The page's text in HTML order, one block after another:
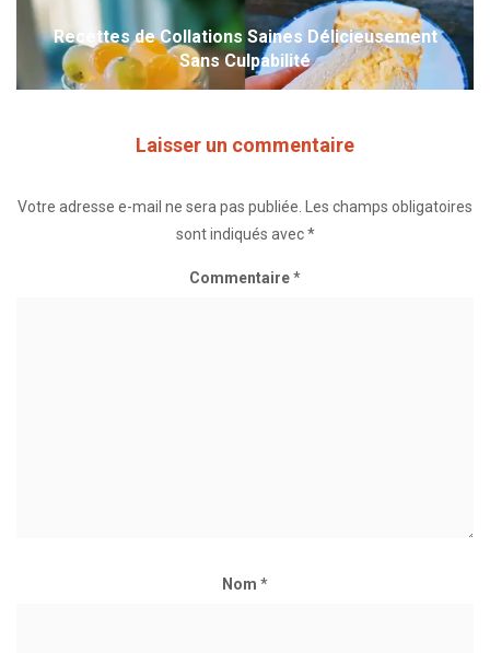
Recettes de Collations Saines Délicieusement
Sans Culpabilité
Laisser un commentaire
Votre adresse e-mail ne sera pas publiée. Les champs obligatoires
sont indiqués avec*
Commentaire*
Nom *